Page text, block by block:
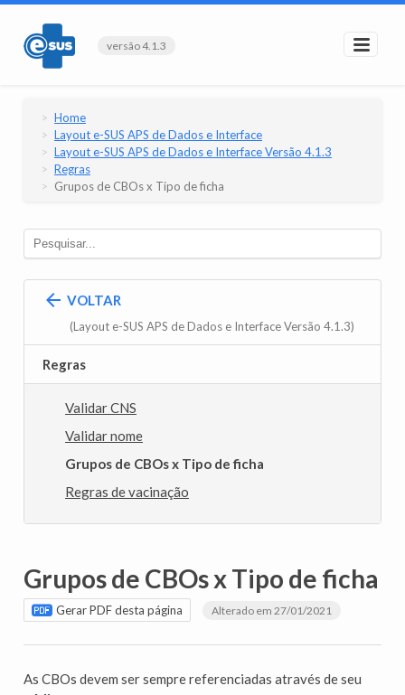
versão 4.1.3
Home
Layout e-SUS APS de Dados e Interface
Layout e-SUS APS de Dados e Interface Versão 4.1.3
Regras
Grupos de CBOs x Tipo de ficha
VOLTAR
(Layout e-SUS APS de Dados e Interface Versão 4.1.3)
Regras
Validar CNS
Validar nome
Grupos de CBOs x Tipo de ficha
Regras de vacinação
Grupos de CBOs x Tipo de ficha
Gerar PDF desta página Alterado em 27/01/2021
As CBOs devem ser sempre referenciadas através de seu